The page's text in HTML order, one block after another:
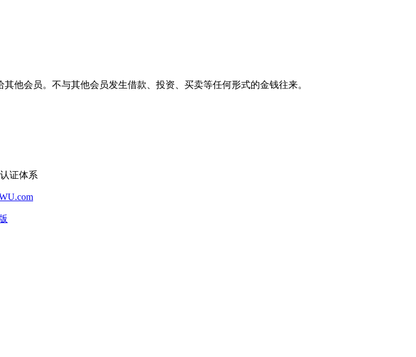
他会员。不与其他会员发生借款、投资、买卖等任何形式的金钱往来。
证体系